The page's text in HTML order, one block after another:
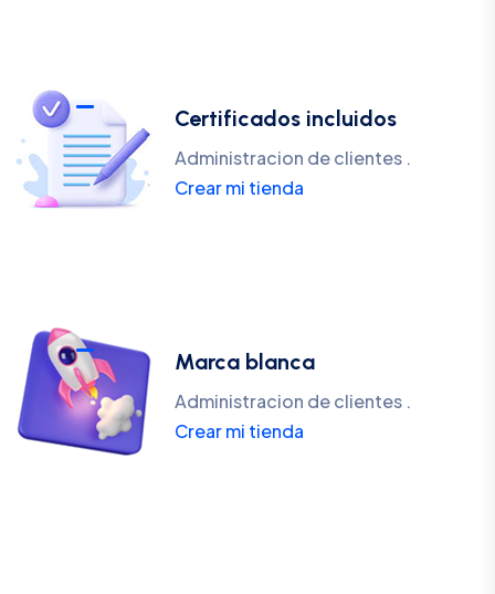
Certificados incluidos
Administracion de clientes .
Crear mi tienda
Marca blanca
Administracion de clientes .
Crear mi tienda